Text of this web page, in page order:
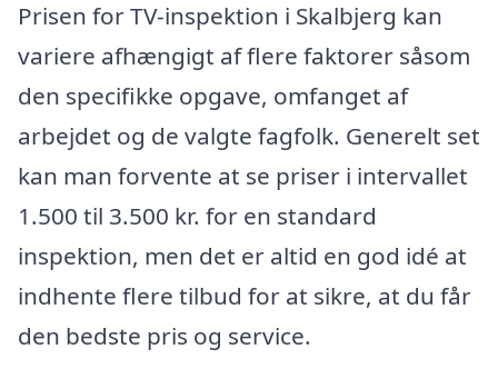
Prisen for TV-inspektion i Skalbjerg kan
variere afhængigt af flere faktorer såsom
den specifikke opgave, omfanget af
arbejdet og de valgte fagfolk. Generelt set
kan man forvente at se priser i intervallet
1.500 til 3.500 kr. for en standard
inspektion, men det er altid en god idé at
indhente flere tilbud for at sikre, at du får
den bedste pris og service.